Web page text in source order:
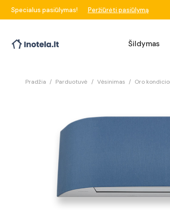
Specialus pasiūlymas! Peržiūrėti pasiūlymą
Šildymas
Pradžia / Parduotuvė / Vėsinimas / Oro